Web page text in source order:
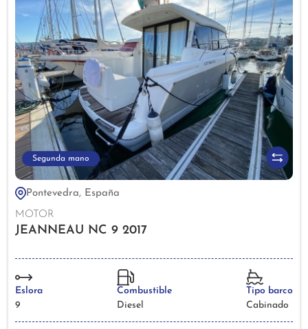
Segunda mano
Pontevedra, España
MOTOR
JEANNEAU NC 9 2017
Eslora
9
Combustible
Diesel
Tipo barco
Cabinado